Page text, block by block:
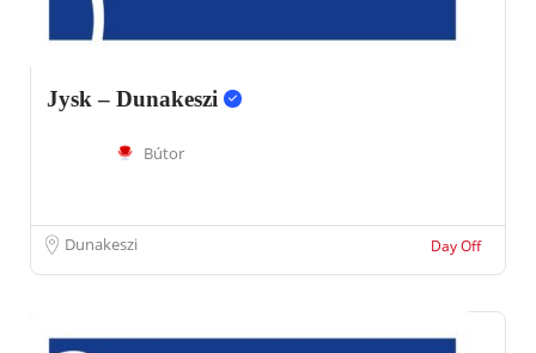
Jysk – Dunakeszi
Bútor
Dunakeszi Day Off